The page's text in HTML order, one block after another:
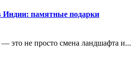
Индии: памятные подарки
это не просто смена ландшафта и...